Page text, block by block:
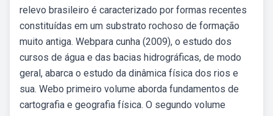
relevo brasileiro é caracterizado por formas recentes
constituídas em um substrato rochoso de formação
muito antiga. Webpara cunha (2009), o estudo dos
cursos de água e das bacias hidrográficas, de modo
geral, abarca o estudo da dinâmica física dos rios e
sua. Webo primeiro volume aborda fundamentos de
cartografia e geografia física. O segundo volume